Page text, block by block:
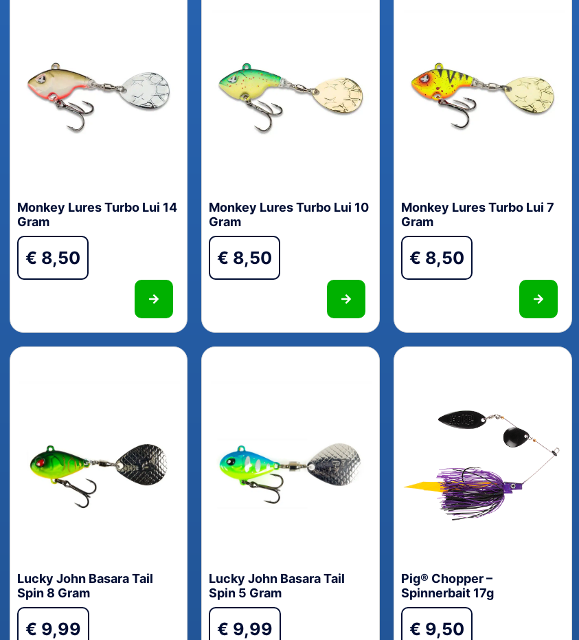
Monkey Lures Turbo Lui 14
Gram
€ 8,50
Monkey Lures Turbo Lui 10
Gram
€ 8,50
Monkey Lures Turbo Lui 7
Gram
€ 8,50
Lucky John Basara Tail
Spin 8 Gram
€ 9,99
Lucky John Basara Tail
Spin 5 Gram
€ 9,99
Pig® Chopper –
Spinnerbait 17g
€ 9,50